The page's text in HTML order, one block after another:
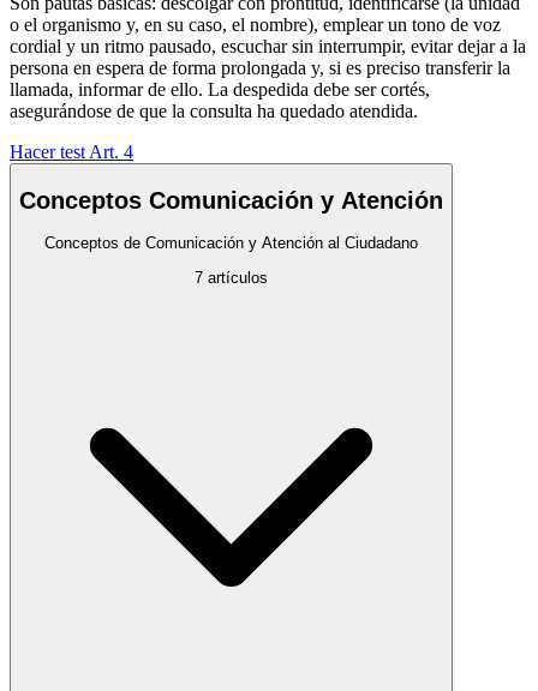
o el organismo y, en su caso, el nombre), emplear un tono de voz
cordial y un ritmo pausado, escuchar sin interrumpir, evitar dejar a la
persona en espera de forma prolongada y, si es preciso transferir la
llamada, informar de ello. La despedida debe ser cortés,
asegurándose de que la consulta ha quedado atendida.
Hacer test Art. 4
Conceptos Comunicación y Atención
Conceptos de Comunicación y Atención al Ciudadano
7 artículos